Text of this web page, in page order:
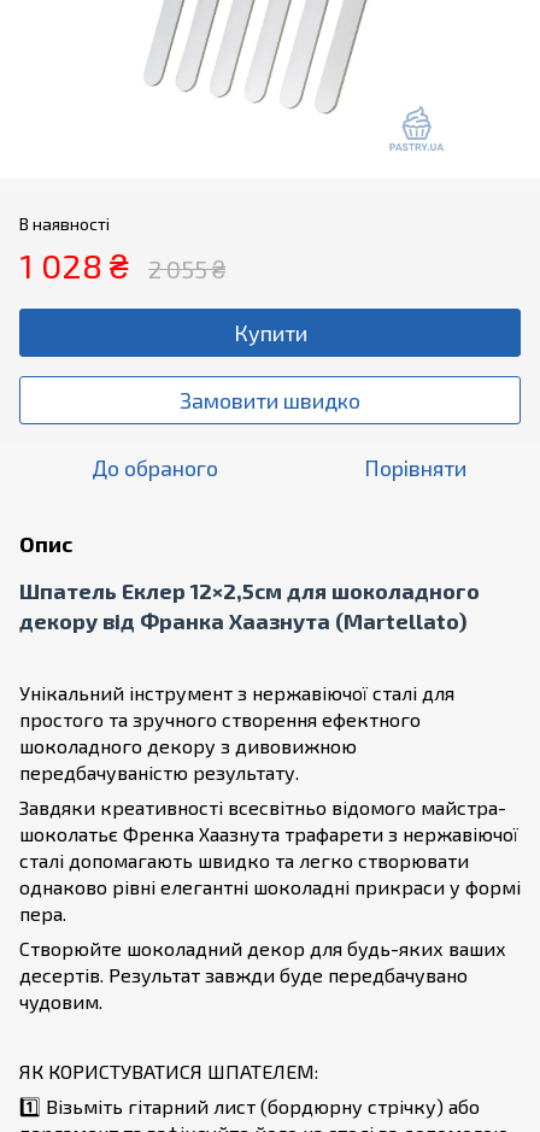
В наявності
1 028 ₴ 2 055 ₴
Купити
Замовити швидко
До обраного Порівняти
Опис
Шпатель Еклер 12×2,5см для шоколадного
декору від Франка Хаазнута (Martellato)
Унікальний інструмент з нержавіючої сталі для
простого та зручного створення ефектного
шоколадного декору з дивовижною
передбачуваністю результату.
Завдяки креативності всесвітньо відомого майстра-
шоколатьє Френка Хаазнута трафарети з нержавіючої
сталі допомагають швидко та легко створювати
однаково рівні елегантні шоколадні прикраси у формі
пера.
Створюйте шоколадний декор для будь-яких ваших
десертів. Результат завжди буде передбачувано
чудовим.
ЯК КОРИСТУВАТИСЯ ШПАТЕЛЕМ:
1️⃣ Візьміть гітарний лист (бордюрну стрічку) або